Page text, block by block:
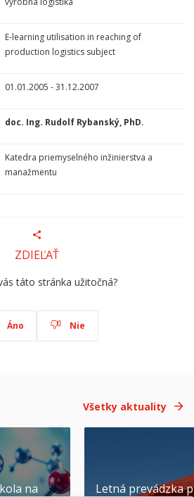
E-learning utilisation in reaching of
production logistics subject
01.01.2005 - 31.12.2007
doc. Ing. Rudolf Rybanský, PhD.
Katedra priemyselného inžinierstva a
manažmentu
ZDIEĽAŤ
táto stránka užitočná?
Áno Nie
Všetky aktuality
na
Letná prevádzka